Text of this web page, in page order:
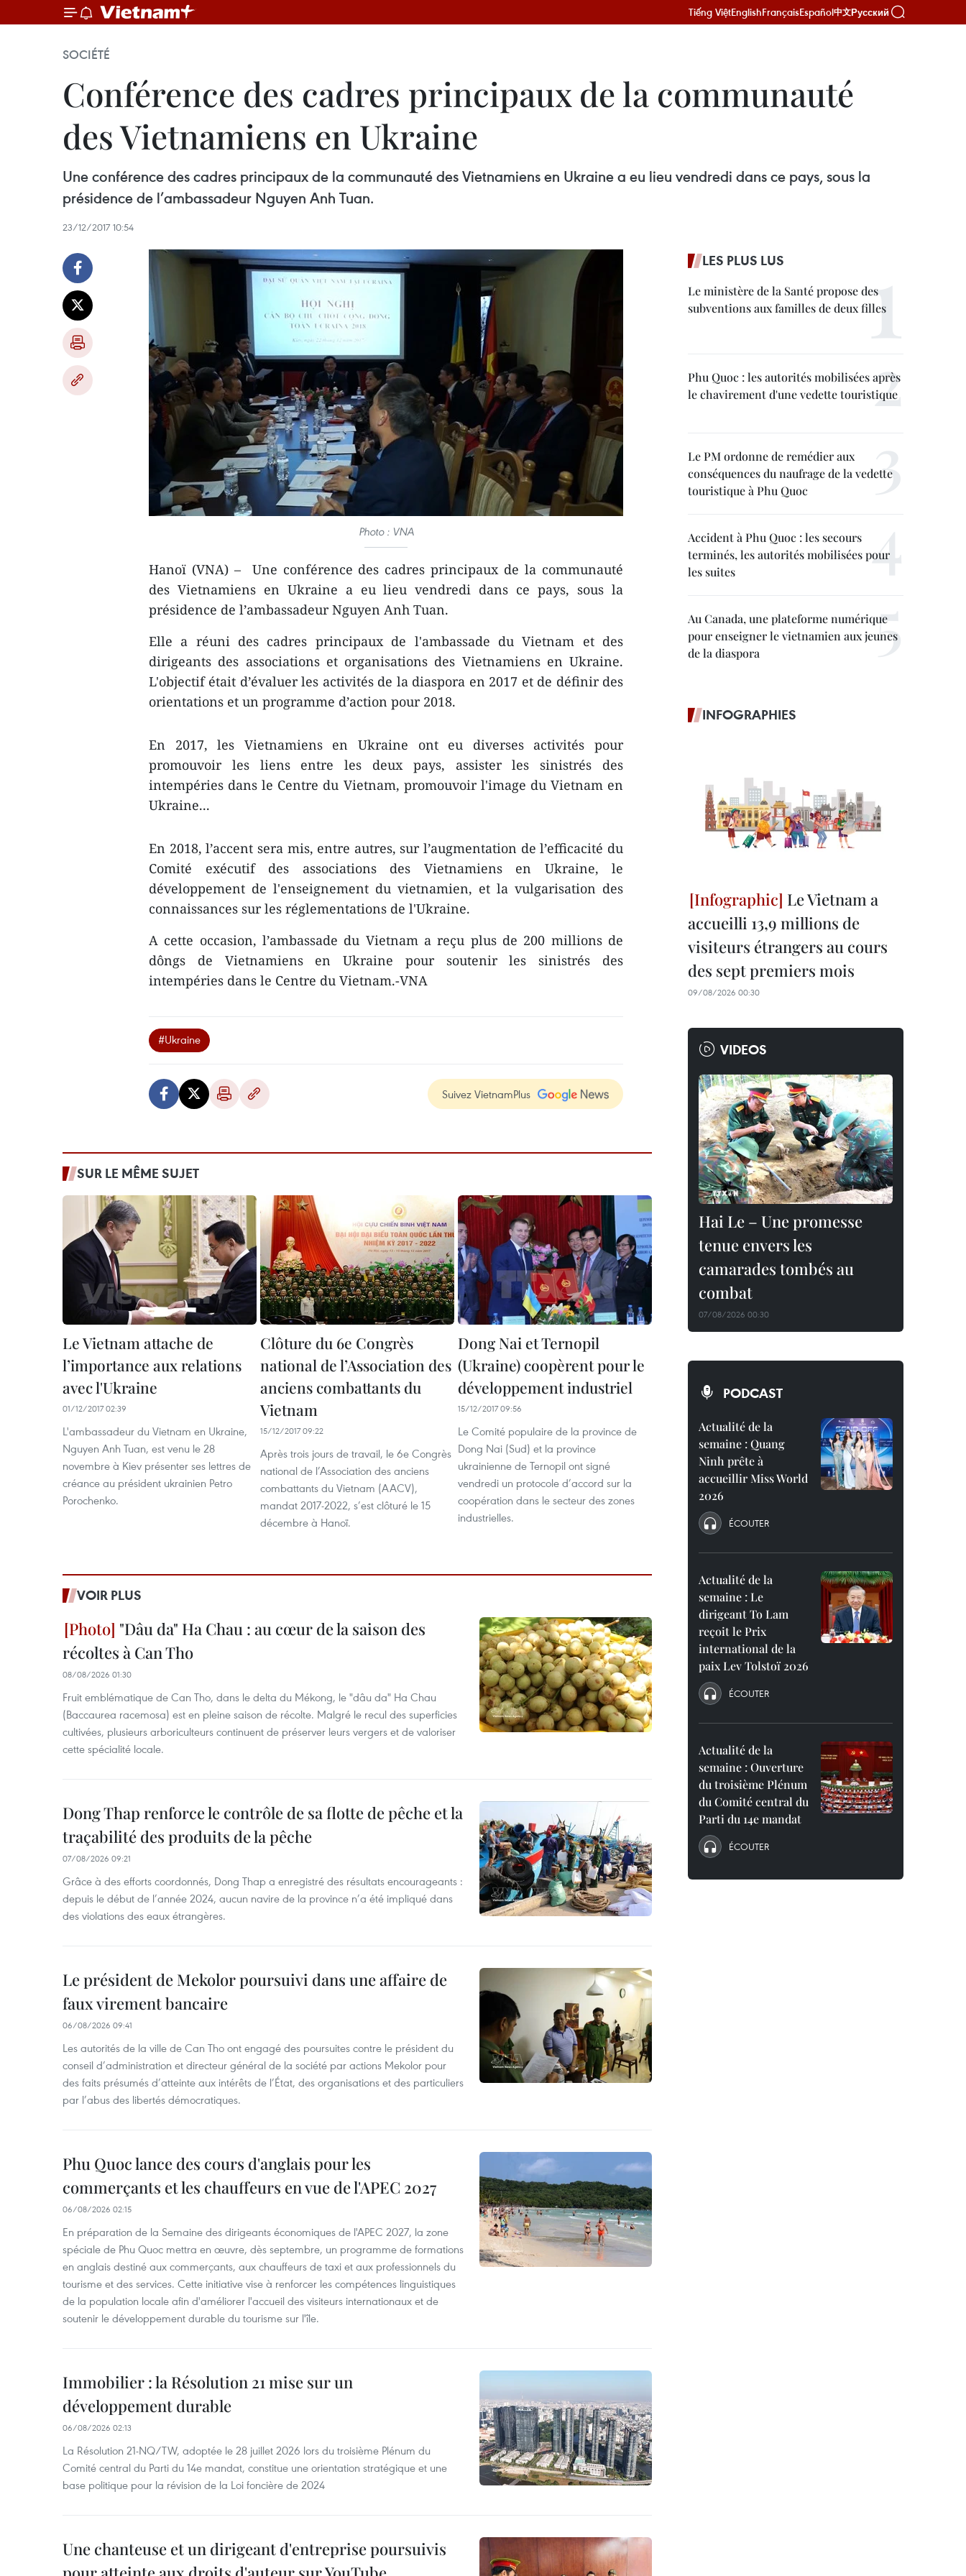
Tiếng ViệtEnglishFrançaisEspañol中文Русский
SOCIÉTÉ
Conférence des cadres principaux de la communauté
des Vietnamiens en Ukraine
Une conférence des cadres principaux de la communauté des Vietnamiens en Ukraine a eu lieu vendredi dans ce pays, sous la
présidence de l’ambassadeur Nguyen Anh Tuan.
23/12/2017 10:54
Photo : VNA
Hanoï (VNA) – Une conférence des cadres principaux de la communauté
des Vietnamiens en Ukraine a eu lieu vendredi dans ce pays, sous la
présidence de l’ambassadeur Nguyen Anh Tuan.
Elle a réuni des cadres principaux de l'ambassade du Vietnam et des
dirigeants des associations et organisations des Vietnamiens en Ukraine.
L'objectif ​était d’évaluer les activités de ​la diaspora en 2017 et de définir des
orientations et un programme d’action pour 2018.
En 2017, les Vietnamiens en Ukraine ont eu diverses activités pour
promouvoir les liens entre les deux pays, assister ​les ​sinistrés des
intempéries dans le Centre du Vietnam, promouvoir l'image du Vietnam en
Ukraine...
En 2018, l’accent sera mis, entre autres, sur l’augmentation de l’efficacité du
Comité exécutif des associations des Vietnamiens en Ukraine, le
développement de l'enseignement du vietnamien, et la vulgarisation des
connaissances sur les réglementations de l'Ukraine.
A cette occasion, l’ambassade du Vietnam a reçu plus de 200 millions de
dôngs de Vietnamiens en Ukraine pour soutenir les sinistrés des
intempéries dans le Centre du Vietnam.-VNA
#Ukraine
Suivez VietnamPlus
SUR LE MÊME SUJET
Le Vietnam attache de
l’importance aux relations
avec l'Ukraine
01/12/2017 02:39
L'ambassadeur du Vietnam en Ukraine,
Nguyen Anh Tuan, est venu le 28
novembre à Kiev présenter ses lettres de
créance au président ukrainien Petro
Porochenko.
Clôture du 6e Congrès
national de l’Association des
anciens combattants du
Vietnam
15/12/2017 09:22
Après trois jours de travail, le 6e Congrès
national de l’Association des anciens
combattants du Vietnam (AACV),
mandat 2017-2022, s’est clôturé le 15
décembre à Hanoï.
Dong Nai et Ternopil
(Ukraine) coopèrent pour le
développement industriel
15/12/2017 09:56
Le Comité populaire de la province de
Dong Nai (Sud) et la province
ukrainienne de Ternopil ont signé
vendredi un protocole d’accord sur la
coopération dans le secteur des zones
industrielles.
VOIR PLUS
"Dâu da" Ha Chau : au cœur de la saison des
récoltes à Can Tho
08/08/2026 01:30
Fruit emblématique de Can Tho, dans le delta du Mékong, le "dâu da" Ha Chau
(Baccaurea racemosa) est en pleine saison de récolte. Malgré le recul des superficies
cultivées, plusieurs arboriculteurs continuent de préserver leurs vergers et de valoriser
cette spécialité locale.
Dong Thap renforce le contrôle de sa flotte de pêche et la
traçabilité des produits de la pêche
07/08/2026 09:21
Grâce à des efforts coordonnés, Dong Thap a enregistré des résultats encourageants :
depuis le début de l’année 2024, aucun navire de la province n’a été impliqué dans
des violations des eaux étrangères.
Le président de Mekolor poursuivi dans une affaire de
faux virement bancaire
06/08/2026 09:41
Les autorités de la ville de Can Tho ont engagé des poursuites contre le président du
conseil d’administration et directeur général de la société par actions Mekolor pour
des faits présumés d’atteinte aux intérêts de l’État, des organisations et des particuliers
par l’abus des libertés démocratiques.
Phu Quoc lance des cours d'anglais pour les
commerçants et les chauffeurs en vue de l'APEC 2027
06/08/2026 02:15
En préparation de la Semaine des dirigeants économiques de l'APEC 2027, la zone
spéciale de Phu Quoc mettra en œuvre, dès septembre, un programme de formations
en anglais destiné aux commerçants, aux chauffeurs de taxi et aux professionnels du
tourisme et des services. Cette initiative vise à renforcer les compétences linguistiques
de la population locale afin d'améliorer l'accueil des visiteurs internationaux et de
soutenir le développement durable du tourisme sur l'île.
Immobilier : la Résolution 21 mise sur un
développement durable
06/08/2026 02:13
La Résolution 21-NQ/TW, adoptée le 28 juillet 2026 lors du troisième Plénum du
Comité central du Parti du 14e mandat, constitue une orientation stratégique et une
base politique pour la révision de la Loi foncière de 2024
Une chanteuse et un dirigeant d'entreprise poursuivis
LES PLUS LUS
Le ministère de la Santé propose des
subventions aux familles de deux filles
Phu Quoc : les autorités mobilisées après
le chavirement d'une vedette touristique
Le PM ordonne de remédier aux
conséquences du naufrage de la vedette
touristique à Phu Quoc
Accident à Phu Quoc : les secours
terminés, les autorités mobilisées pour
les suites
Au Canada, une plateforme numérique
pour enseigner le vietnamien aux jeunes
de la diaspora
INFOGRAPHIES
Le Vietnam a
accueilli 13,9 millions de
visiteurs étrangers au cours
des sept premiers mois
09/08/2026 00:30
VIDEOS
Hai Le – Une promesse
tenue envers les
camarades tombés au
combat
07/08/2026 00:30
PODCAST
Actualité de la
semaine : Quang
Ninh prête à
accueillir Miss World
2026
ÉCOUTER
Actualité de la
semaine : Le
dirigeant To Lam
reçoit le Prix
international de la
paix Lev Tolstoï 2026
ÉCOUTER
Actualité de la
semaine : Ouverture
du troisième Plénum
du Comité central du
Parti du 14e mandat
ÉCOUTER